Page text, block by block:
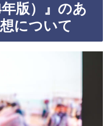
版）』のあ
について